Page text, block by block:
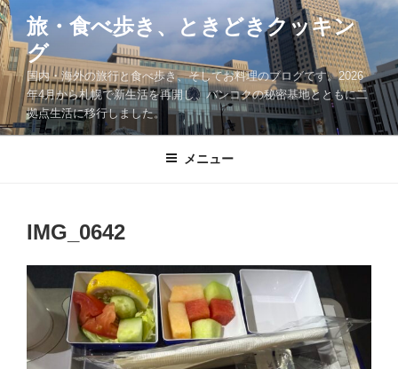
コ
ン
テ
ン
ツ
へ
ス
旅・食べ歩き、ときどきクッキン
グ
国内・海外の旅行と食べ歩き、そしてお料理のブログです。2026
年4月から札幌で新生活を再開し、バンコクの秘密基地とともに二
拠点生活に移行しました。
メニュー
IMG_0642